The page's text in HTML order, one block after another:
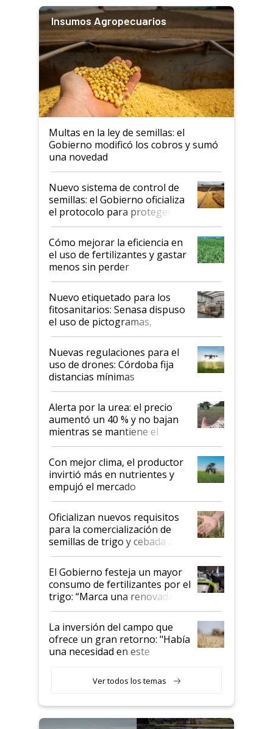
Insumos Agropecuarios
Multas en la ley de semillas: el
Gobierno modificó los cobros y sumó
una novedad
Nuevo sistema de control de
semillas: el Gobierno oficializa
el protocolo para proteger la
propiedad intelectual
Cómo mejorar la eficiencia en
el uso de fertilizantes y gastar
menos sin perder
productividad en la campaña
fina
Nuevo etiquetado para los
fitosanitarios: Senasa dispuso
el uso de pictogramas,
palabras de advertencia e
indicaciones
Nuevas regulaciones para el
uso de drones: Córdoba fija
distancias mínimas
Alerta por la urea: el precio
aumentó un 40 % y no bajan
mientras se mantiene el
conflicto en Medio Oriente
Con mejor clima, el productor
invirtió más en nutrientes y
empujó el mercado
Oficializan nuevos requisitos
para la comercialización de
semillas de trigo y cebada a
granel
El Gobierno festeja un mayor
consumo de fertilizantes por el
trigo: “Marca una renovada
confianza de los productores”
La inversión del campo que
ofrece un gran retorno: "Había
una necesidad en este
Ver todos los temas